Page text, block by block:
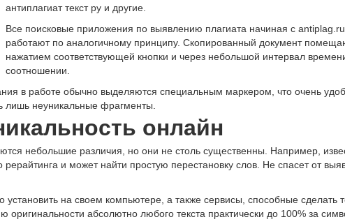
антиплагиат текст ру и другие.
Все поисковые приложения по выявлению плагиата начиная с
работают по аналогичному принципу. Скопированный документ
нажатием соответствующей кнопки и через небольшой интервал
соотношении.
в работе обычно выделяются специальным маркером, что очень
лишь неуникальные фрагменты.
онлайн
небольшие различия, но они не столь существенны. Например,
и может найти простую перестановку слов. Не спасет от
на своем компьютере, а также сервисы, способные сделать
абсолютно любого текста практически до 100% за